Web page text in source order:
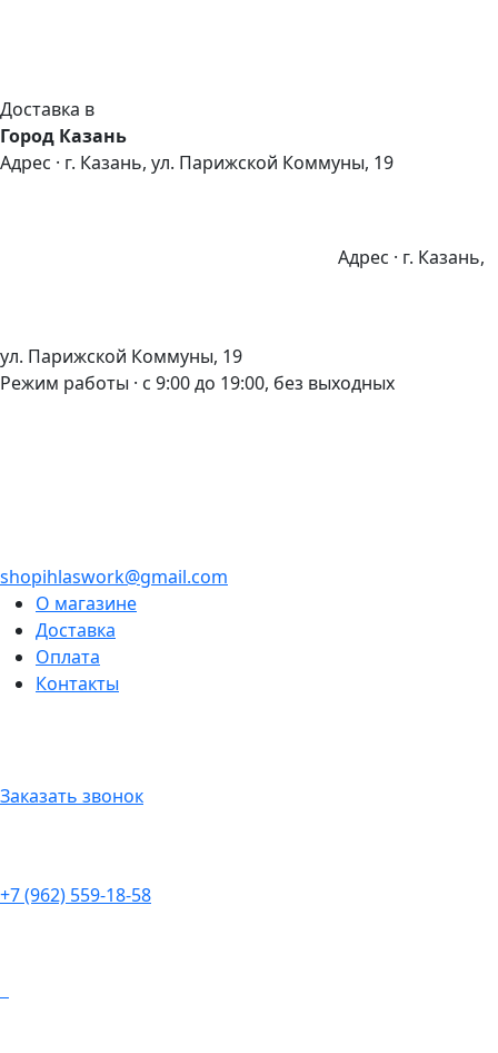
Доставка в
Город Казань
Адрес · г. Казань, ул. Парижской Коммуны, 19
Адрес · г. Казань,
ул. Парижской Коммуны, 19
Режим работы · с 9:00 до 19:00, без выходных
shopihlaswork@gmail.com
О магазине
Доставка
Оплата
Контакты
Заказать звонок
+7 (962) 559-18-58